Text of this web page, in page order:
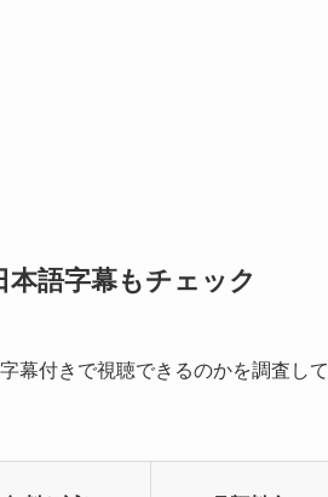
語字幕もチェック
幕付きで視聴できるのかを調査して